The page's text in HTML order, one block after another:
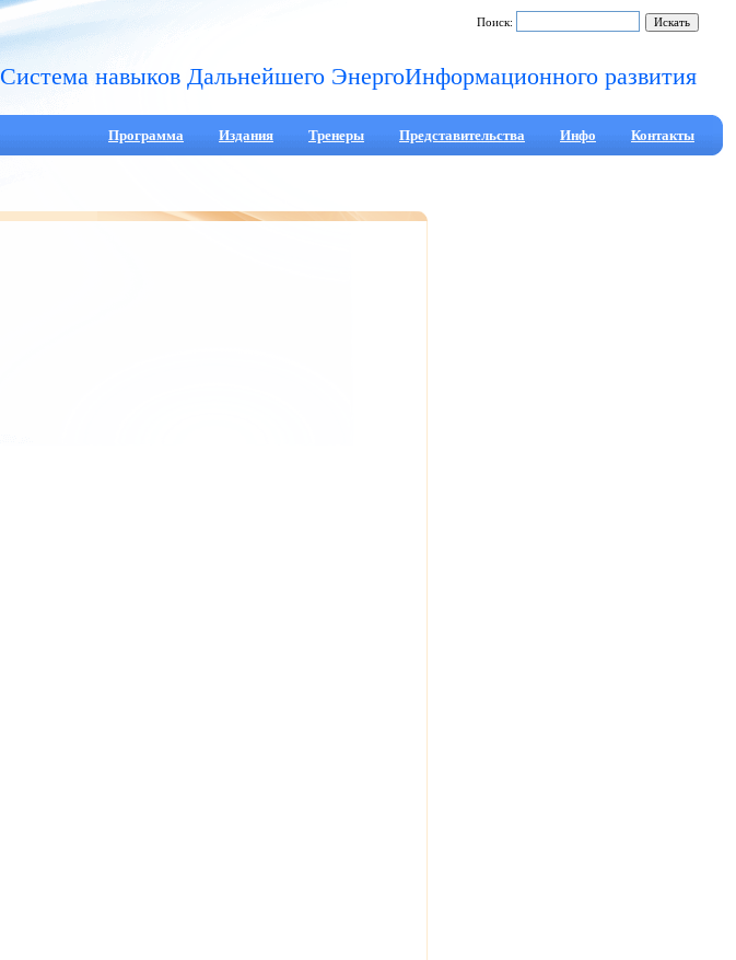
Поиск:
Система навыков Дальнейшего ЭнергоИнформационного развития
Контакты
Инфо
Представительства
Тренеры
Издания
Программа